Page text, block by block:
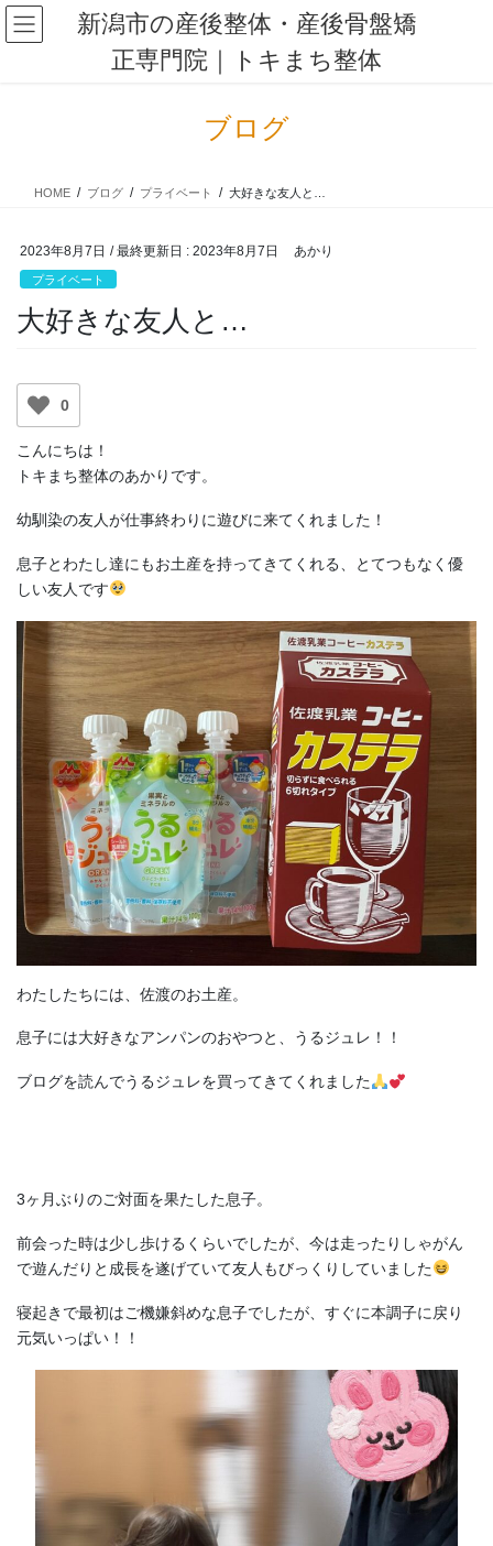
コ
ン
ナ
ビ
新潟市の産後整体・産後骨盤矯
正専門院｜トキまち整体
ブログ
HOME ブログ プライベート 大好きな友人と…
2023年8月7日 / 最終更新日 : 2023年8月7日 あかり
プライベート
大好きな友人と…
0
こんにちは！
トキまち整体のあかりです。
幼馴染の友人が仕事終わりに遊びに来てくれました！
息子とわたし達にもお土産を持ってきてくれる、とてつもなく優
しい友人です
わたしたちには、佐渡のお土産。
息子には大好きなアンパンのおやつと、うるジュレ！！
ブログを読んでうるジュレを買ってきてくれました
3ヶ月ぶりのご対面を果たした息子。
前会った時は少し歩けるくらいでしたが、今は走ったりしゃがん
で遊んだりと成長を遂げていて友人もびっくりしていました
寝起きで最初はご機嫌斜めな息子でしたが、すぐに本調子に戻り
元気いっぱい！！